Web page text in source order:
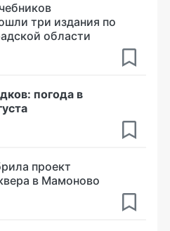
три издания по
области
погода в
проект
в Мамоново